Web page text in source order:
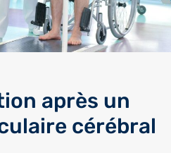
après un
cérébral